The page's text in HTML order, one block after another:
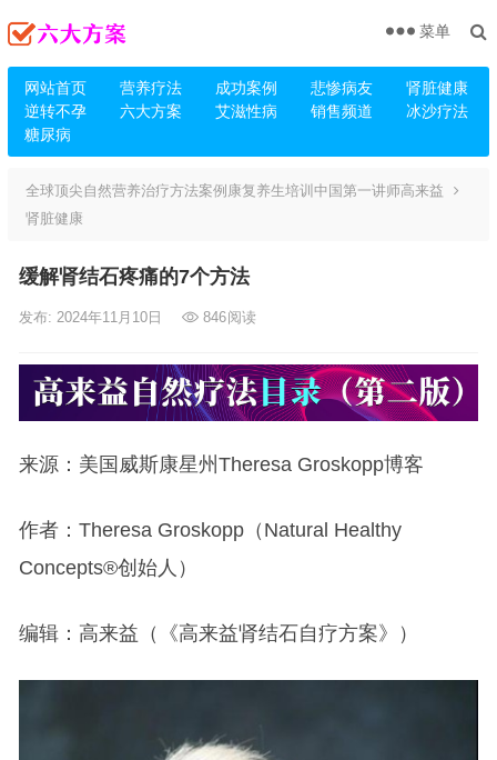
网站首页 营养疗法 成功案例 悲惨病友
肾脏健康
逆转不孕
六大方案 艾滋性病 销售频道
冰沙疗法
糖尿病
菜单
全球顶尖自然营养治疗方法案例康复养生培训中国第一讲师高来益
肾脏健康
缓解肾结石疼痛的7个方法
发布: 2024年11月10日 846阅读
来源：美国威斯康星州Theresa Groskopp博客
作者：Theresa Groskopp（Natural Healthy
Concepts®创始人）
编辑：高来益（《高来益肾结石自疗方案》）